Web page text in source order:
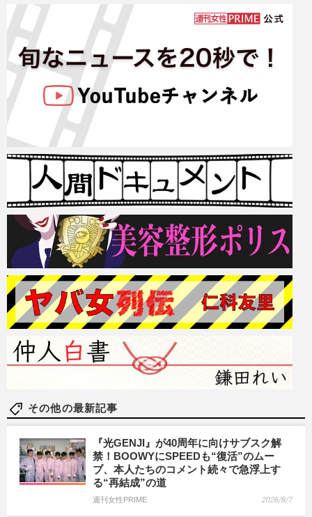
その他の最新記事
『光GENJI』が40周年に向けサブスク解
禁！BOOWYにSPEEDも“復活”のムー
ブ、本人たちのコメント続々で急浮上す
る“再結成”の道
週刊女性PRIME 2026/8/7